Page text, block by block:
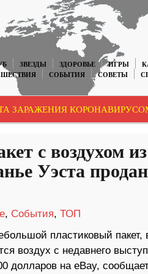
ЗВЕЗДЫ ЗДОРОВЬЕ ИГРЫ
СОБЫТИЯ СОВЕТЫ
ЗАРАЖЕНИЯ
с воздухом из
Уэста
, События, ТОП
пластиковый пакет,
воздух с недавнего
долларов на eBay,